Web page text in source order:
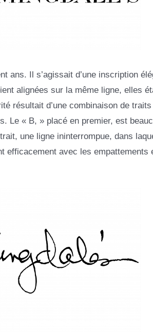
ans. Il s’agissait d’une inscription
alignées sur la même ligne, elles
résultait d’une combinaison de
Le « B, » placé en premier, est
une ligne ininterrompue, dans
avec les empattements